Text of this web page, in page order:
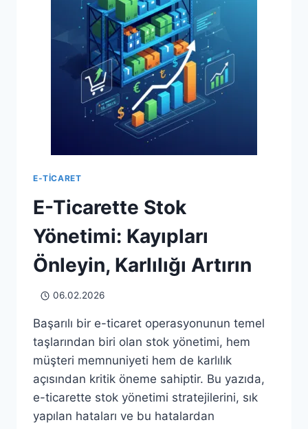
ARTIRMA
TAKTIKLERI
E-TICARET
E-Ticarette Stok
Yönetimi: Kayıpları
Önleyin, Karlılığı Artırın
06.02.2026
Başarılı bir e-ticaret operasyonunun temel
taşlarından biri olan stok yönetimi, hem
müşteri memnuniyeti hem de karlılık
açısından kritik öneme sahiptir. Bu yazıda,
e-ticarette stok yönetimi stratejilerini, sık
yapılan hataları ve bu hatalardan